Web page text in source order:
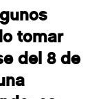
tomar
del 8 de